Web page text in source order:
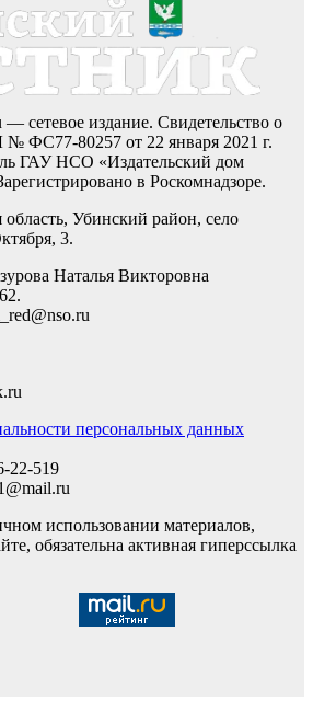
сетевое издание. Свидетельство о
ФС77-80257 от 22 января 2021 г.
ГАУ НСО «Издательский дом
в Роскомнадзоре.
Убинский район, село
3.
Наталья Викторовна
персональных данных
22-519
использовании материалов,
обязательна активная гиперссылка